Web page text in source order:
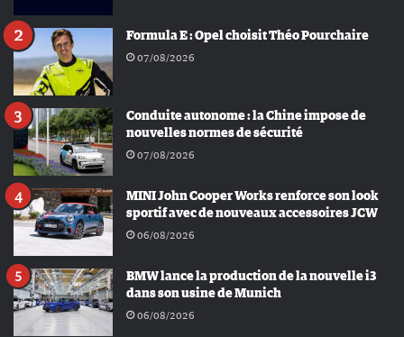
Formula E : Opel choisit Théo Pourchaire
07/08/2026
Conduite autonome : la Chine impose de
nouvelles normes de sécurité
07/08/2026
MINI John Cooper Works renforce son look
sportif avec de nouveaux accessoires JCW
06/08/2026
BMW lance la production de la nouvelle i3
dans son usine de Munich
06/08/2026